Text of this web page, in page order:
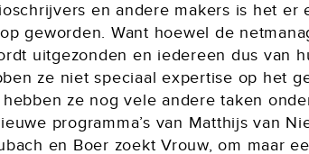
en andere makers is het er
geworden. Want hoewel de
uitgezonden en iedereen dus van
ze niet speciaal expertise op het
hebben ze nog vele andere taken
programma’s van Matthijs van
en Boer zoekt Vrouw, om maar